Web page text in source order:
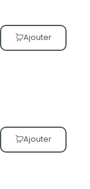
Ajouter
Ajouter